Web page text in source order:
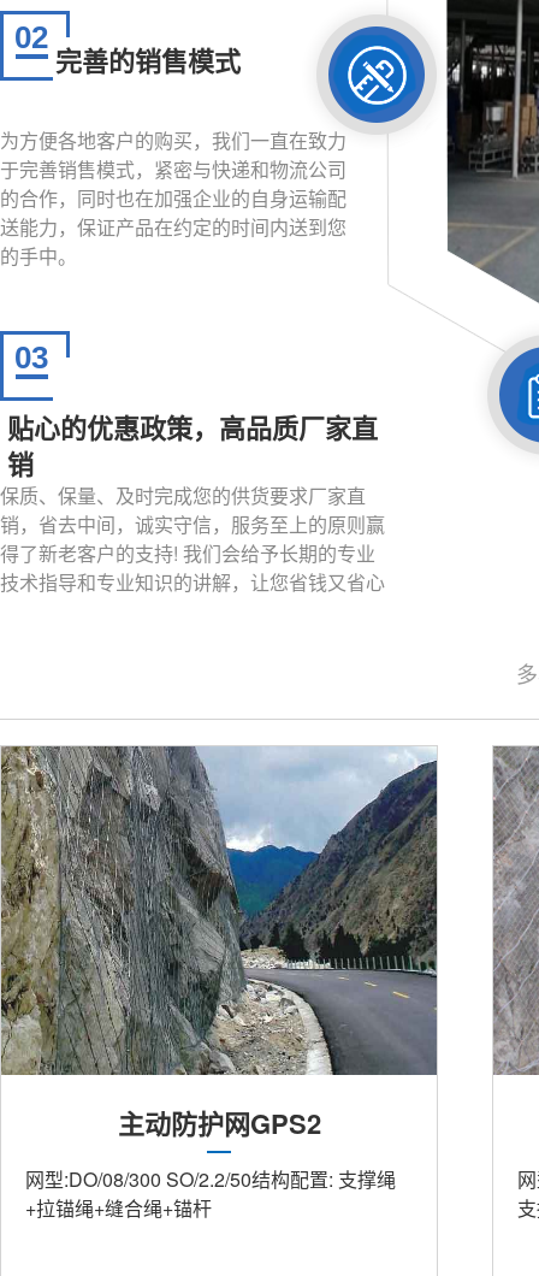
02
完善的销售模式
为方便各地客户的购买，我们一直在致力
于完善销售模式，紧密与快递和物流公司
的合作，同时也在加强企业的自身运输配
送能力，保证产品在约定的时间内送到您
的手中。
03
贴心的优惠政策，高品质厂家直
销
保质、保量、及时完成您的供货要求厂家直
销，省去中间，诚实守信，服务至上的原则赢
得了新老客户的支持! 我们会给予长期的专业
技术指导和专业知识的讲解，让您省钱又省心
主动防护网GPS2
网型:DO/08/300 SO/2.2/50结构配置: 支撑绳
+拉锚绳+缝合绳+锚杆